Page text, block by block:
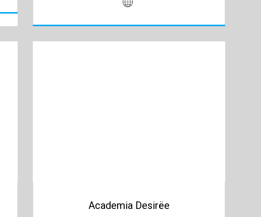
Academia Desirëe